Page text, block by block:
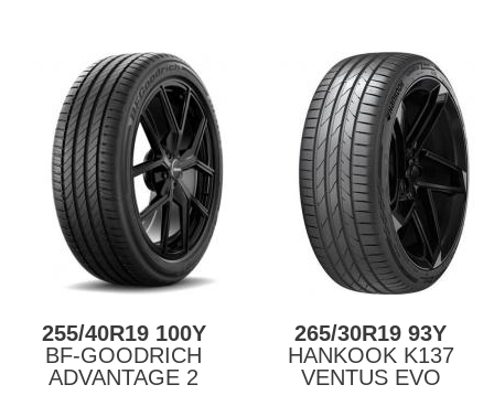
255/40R19 100Y
BF-GOODRICH
ADVANTAGE 2
265/30R19 93Y
HANKOOK K137
VENTUS EVO